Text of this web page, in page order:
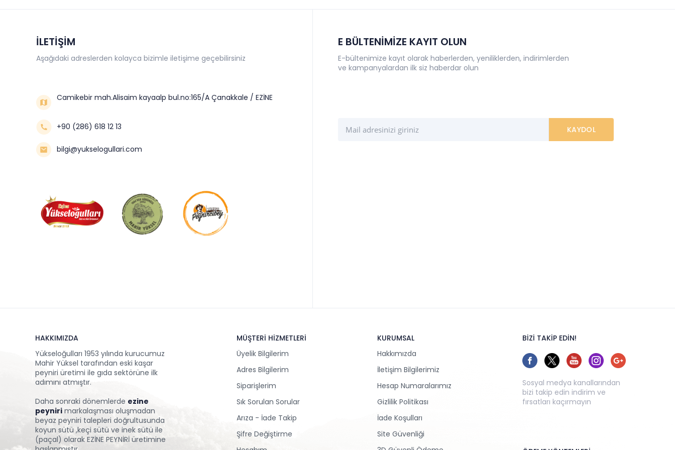
İLETİŞİM
Aşağıdaki adreslerden kolayca bizimle iletişime geçebilirsiniz
Camikebir mah.Alisaim kayaalp bul.no:165/A Çanakkale / EZİNE
+90 (286) 618 12 13
bilgi@yukselogullari.com
E BÜLTENİMİZE KAYIT OLUN
E-bültenimize kayıt olarak haberlerden, yeniliklerden, indirimlerden
ve kampanyalardan ilk siz haberdar olun
HAKKIMIZDA
Yükseloğulları 1953 yılında kurucumuz
Mahir Yüksel tarafından eski kaşar
peyniri üretimi ile gıda sektörüne ilk
adımını atmıştır.
Daha sonraki dönemlerde ezine
peynirimarkalaşması oluşmadan
beyaz peyniri talepleri doğrultusunda
koyun sütü ,keçi sütü ve inek sütü ile
(paçal) olarak EZİNE PEYNİRİ üretimine
MÜŞTERİ HİZMETLERİ
Üyelik Bilgilerim
Adres Bilgilerim
Siparişlerim
Sık Sorulan Sorular
Arıza - İade Takip
Şifre Değiştirme
KURUMSAL
Hakkımızda
İletişim Bilgilerimiz
Hesap Numaralarımız
Gizlilik Politikası
İade Koşulları
Site Güvenliği
BİZİ TAKİP EDİN!
Sosyal medya kanallarından
bizi takip edin indirim ve
fırsatları kaçırmayın